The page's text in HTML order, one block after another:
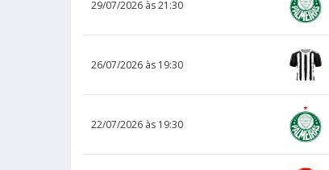
29/07/2026 às 21:30
26/07/2026 às 19:30
22/07/2026 às 19:30